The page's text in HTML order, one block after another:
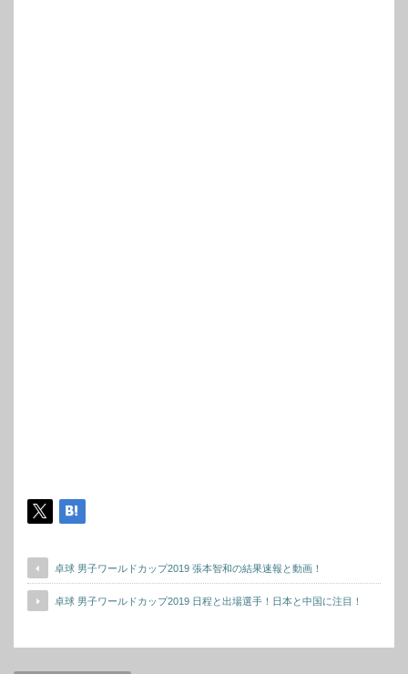
卓球 男子ワールドカップ2019 張本智和の結果速報と動画！
卓球 男子ワールドカップ2019 日程と出場選手！日本と中国に注目！